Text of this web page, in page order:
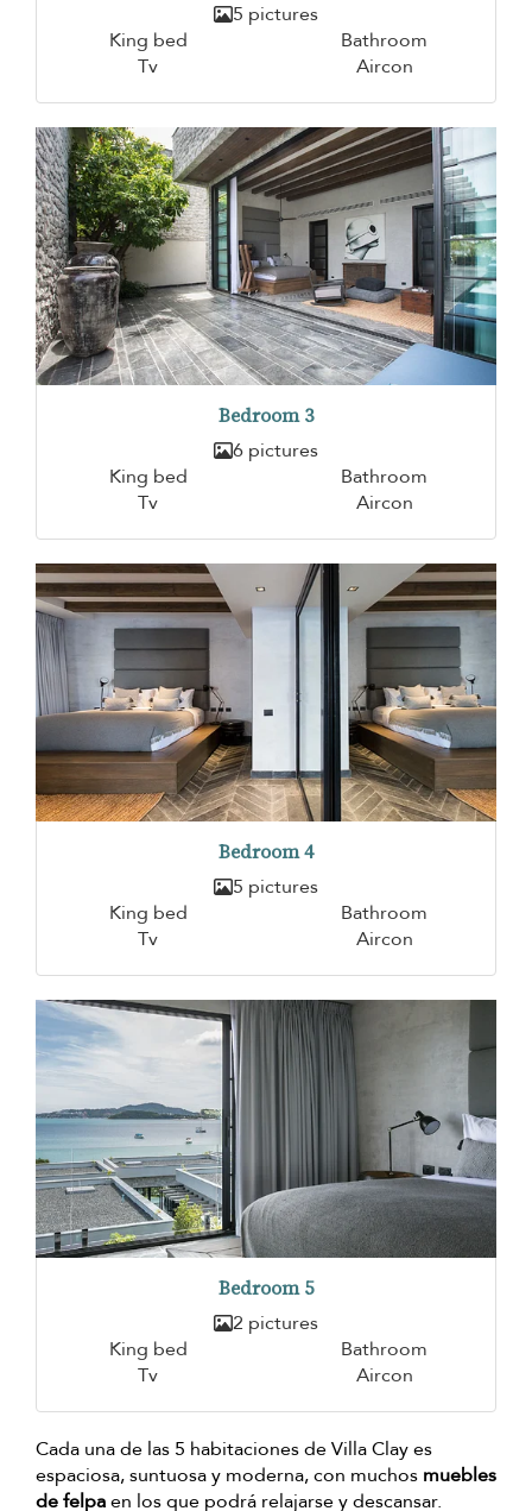
5 pictures
King bed
Bathroom
Tv
Aircon
Bedroom 3
6 pictures
King bed
Bathroom
Tv
Aircon
Bedroom 4
5 pictures
King bed
Bathroom
Tv
Aircon
Bedroom 5
2 pictures
King bed
Bathroom
Tv
Aircon
Cada una de las 5 habitaciones de Villa Clay es
espaciosa, suntuosa y moderna, con muchos muebles
de felpaen los que podrá relajarse y descansar.